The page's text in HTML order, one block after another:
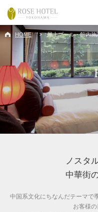
HOME 屋上プール・館内施
ノスタ
中華街
中国系文化にちなんだテーマで
お客様の